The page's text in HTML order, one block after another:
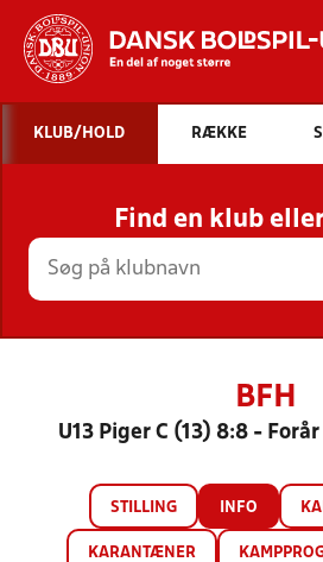
STILLINGER,
HOLD
KLUB/HOLD RÆKKE
Find en klub
BFH
U13 Piger C (13) 8:8 -
STILLING INFO
KARANTÆNER